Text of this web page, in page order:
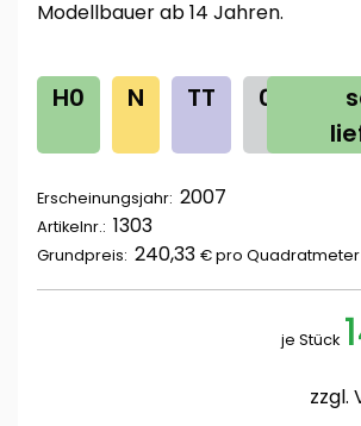
Modellbauer ab 14 Jahren.
H0 N TT 0
Erscheinungsjahr: 2007
Artikelnr.: 1303
Grundpreis: 240,33 € pro Quadratmeter
je Stück
zzgl.